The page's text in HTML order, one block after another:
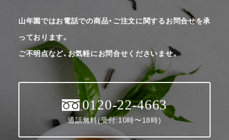
山年園ではお電話での商品・ご注文に関するお問合せを承
っております。
ご不明点など、お気軽にお問合せくださいませ。
0120-22-4663
通話無料(受付:10時〜18時)